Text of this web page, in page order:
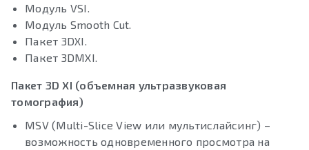
Модуль VSI.
Модуль Smooth Cut.
Пакет 3DXI.
Пакет 3DMXI.
Пакет 3D XI (объемная ультразвуковая
томография)
MSV (Multi-Slice View или мультислайсинг) –
возможность одновременного просмотра на